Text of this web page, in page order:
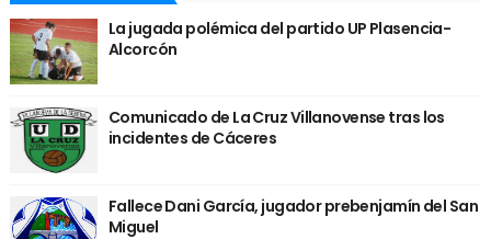
La jugada polémica del partido UP Plasencia-
Alcorcón
Comunicado de La Cruz Villanovense tras los
incidentes de Cáceres
Fallece Dani García, jugador prebenjamín del San
Miguel